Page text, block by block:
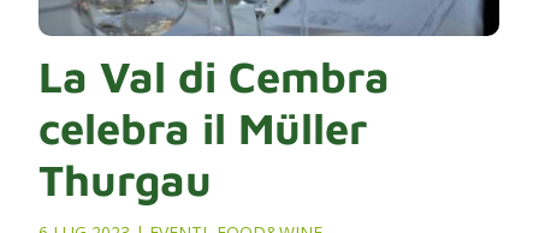
La Val di Cembra
celebra il Müller
Thurgau